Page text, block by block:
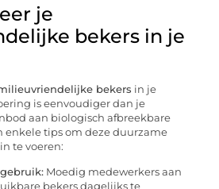
je
bekers in je
bekers in je
is eenvoudiger dan je
aan biologisch afbreekbare
enkele tips om deze duurzame
te voeren:
Moedig medewerkers aan
bekers dagelijks te